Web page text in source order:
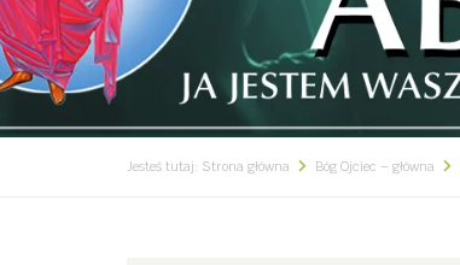
Jesteś tutaj: Strona główna Bóg Ojciec – główna